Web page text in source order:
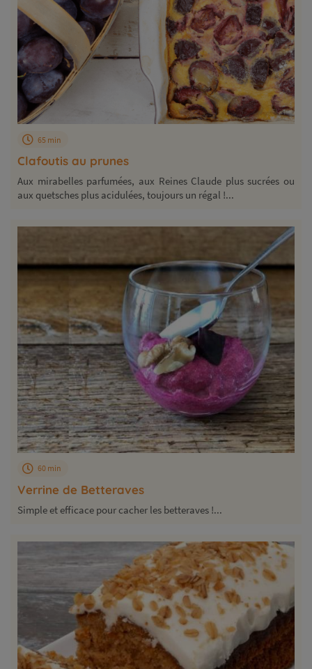
Clafoutis au prunes
65 min
Aux mirabelles parfumées, aux Reines Claude plus sucrées ou
aux quetsches plus acidulées, toujours un régal !...
Verrine de Betteraves
60 min
Simple et efficace pour cacher les betteraves !...